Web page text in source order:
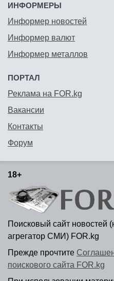
ИНФОРМЕРЫ
Информер новостей
Информер валют
Информер металлов
ПОРТАЛ
Реклама на FOR.kg
Вакансии
Контакты
Форум
18+
Поисковый сайт новостей
агрегатор СМИ) FOR.kg
Прежде прочтите
поискового сайта FOR.kg